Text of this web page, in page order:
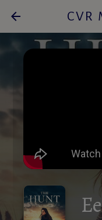
arrow_back CVR